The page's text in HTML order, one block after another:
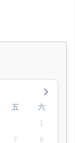
五
六
1
7
8